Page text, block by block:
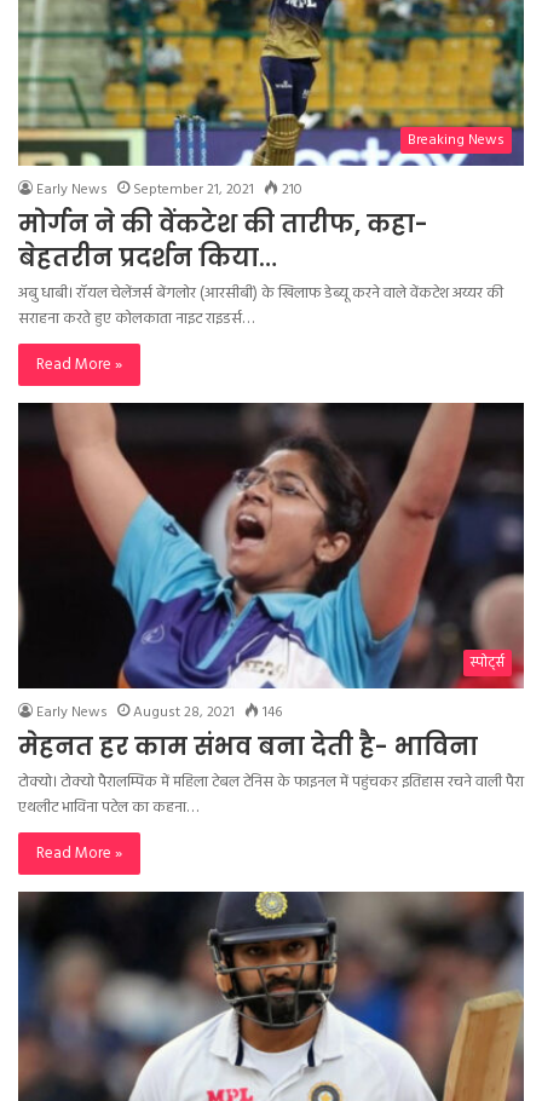
Breaking News
Early News September 21, 2021 210
मोर्गन ने की वेंकटेश की तारीफ, कहा-
बेहतरीन प्रदर्शन किया…
अबु धाबी। रॉयल चेलेंजर्स बेंगलोर (आरसीबी) के खिलाफ डेब्यू करने वाले वेंकटेश अय्यर की
सराहना करते हुए कोलकाता नाइट राइडर्स…
Read More »
स्पोर्ट्स
Early News August 28, 2021 146
मेहनत हर काम संभव बना देती है- भाविना
टोक्यो। टोक्यो पैरालम्पिक में महिला टेबल टेनिस के फाइनल में पहुंचकर इतिहास रचने वाली पैरा
एथलीट भाविना पटेल का कहना…
Read More »